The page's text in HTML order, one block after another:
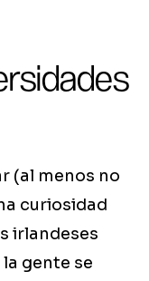
(al menos no
curiosidad
irlandeses
gente se